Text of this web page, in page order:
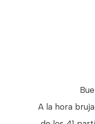
A la hora